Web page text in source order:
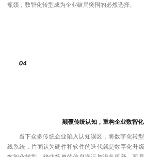
瓶颈，数智化转型成为企业破局突围的必然选择。
04
颠覆传统认知，重构企业数智
当下众多传统企业陷入认知误区，将数字化转
线系统，片面认为硬件和软件的迭代就是数字化升